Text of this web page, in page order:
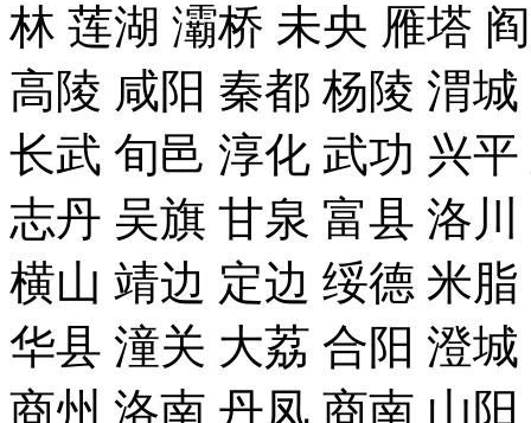
林 莲湖 灞桥 未央 雁塔
高陵 咸阳 秦都 杨陵 渭
长武 旬邑 淳化 武功 兴
志丹 吴旗 甘泉 富县 洛
横山 靖边 定边 绥德 米
华县 潼关 大荔 合阳 澄
商州 洛南 丹凤 商南 山